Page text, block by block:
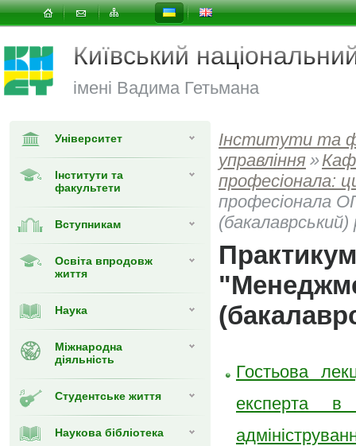
Київський
імені Вадима Гетьмана
Університет
Інститути та
факультети
Вступникам
Освіта впродовж
життя
Наука
Міжнародна
діяльність
Студентське життя
Наукова бібліотека
Інститути та
управлiння »
професіонала:
професіонала
(бакалаврський)
Гостьова
експерта в